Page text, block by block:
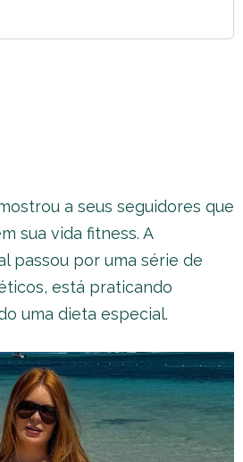
a seus seguidores que
sua vida fitness. A
passou por uma série de
está praticando
uma dieta especial.